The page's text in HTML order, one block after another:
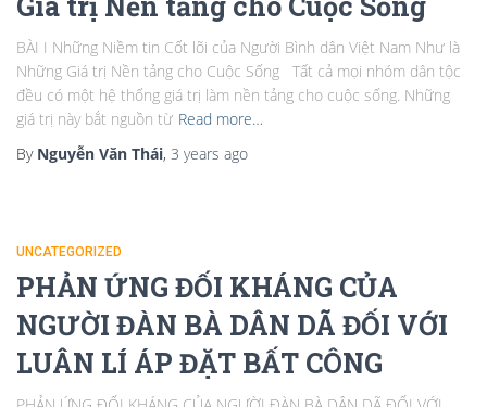
BÀI I Những Niềm tin Cốt lõi của Người Bình dân Việt Nam Như là
Những Giá trị Nền tảng cho Cuộc Sống Tất cả mọi nhóm dân tộc
đều có một hệ thống giá trị làm nền tảng cho cuộc sống. Những
giá trị này bắt nguồn từ Read more…
By Nguyễn Văn Thái, 3 years ago
UNCATEGORIZED
PHẢN ỨNG ĐỐI KHÁNG CỦA
NGƯỜI ĐÀN BÀ DÂN DÃ ĐỐI VỚI
LUÂN LÍ ÁP ĐẶT BẤT CÔNG